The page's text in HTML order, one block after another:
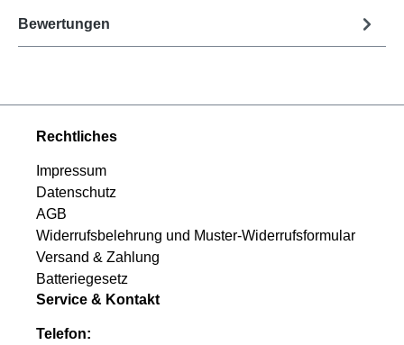
Bewertungen
Rechtliches
Impressum
Datenschutz
AGB
Widerrufsbelehrung und Muster-Widerrufsformular
Versand & Zahlung
Batteriegesetz
Service & Kontakt
Telefon: